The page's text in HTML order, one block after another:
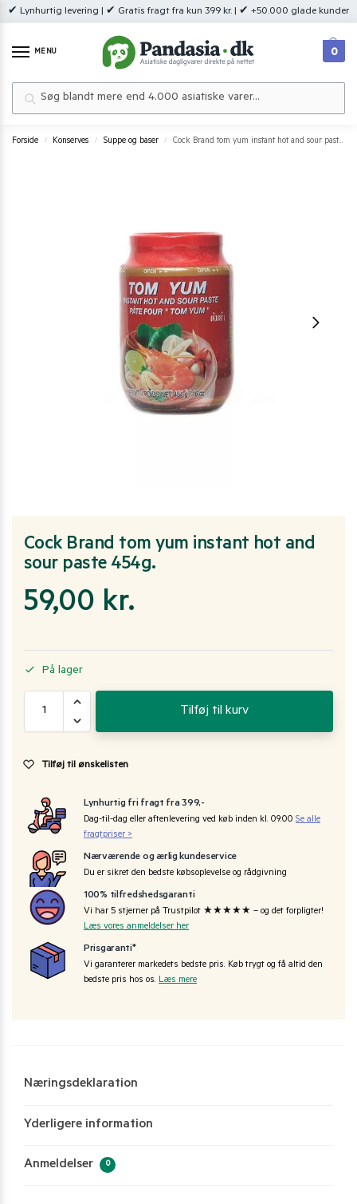
✔ Lynhurtig levering | ✔ Gratis fragt fra kun 399 kr. | ✔ +50.000 glade kunder
MENU 0
Forside / Konserves / Suppe og baser / Cock Brand tom yum instant hot and sour paste 454g.
Cock Brand tom yum instant hot and
sour paste 454g.
59,00 kr.
På lager
Tilføj til kurv
Tilføj til ønskelisten
Lynhurtig fri fragt fra 399,-
Dag-til-dag eller aftenlevering ved køb inden kl. 09:00 Se alle
fragtpriser >
Nærværende og ærlig kundeservice
Du er sikret den bedste købsoplevelse og rådgivning
100% tilfredshedsgaranti
Vi har 5 stjerner på Trustpilot ★★★★★ – og det forpligter!
Læs vores anmeldelser her
Prisgaranti*
Vi garanterer markedets bedste pris. Køb trygt og få altid den
bedste pris hos os. Læs mere
Næringsdeklaration
Yderligere information
Anmeldelser 0